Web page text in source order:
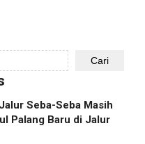
Cari
Seba-Seba Masih
Palang Baru di Jalur